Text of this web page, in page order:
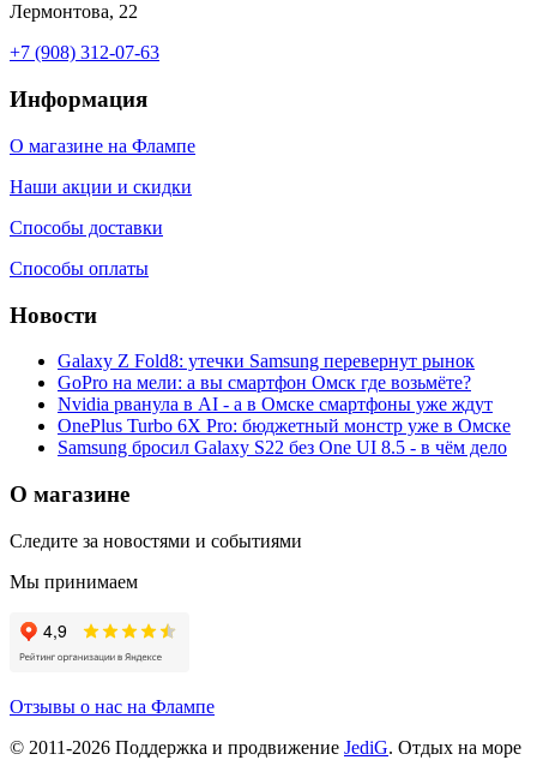
Лермонтова, 22
+7 (908) 312-07-63
Информация
О магазине на Флампе
Наши акции и скидки
Способы доставки
Способы оплаты
Новости
Galaxy Z Fold8: утечки Samsung перевернут рынок
GoPro на мели: а вы смартфон Омск где возьмёте?
Nvidia рванула в AI - а в Омске смартфоны уже ждут
OnePlus Turbo 6X Pro: бюджетный монстр уже в Омске
Samsung бросил Galaxy S22 без One UI 8.5 - в чём дело
О магазине
Следите за новостями и событиями
Мы принимаем
Отзывы о нас на Флампе
© 2011-2026 Поддержка и продвижение JediG. Отдых на море